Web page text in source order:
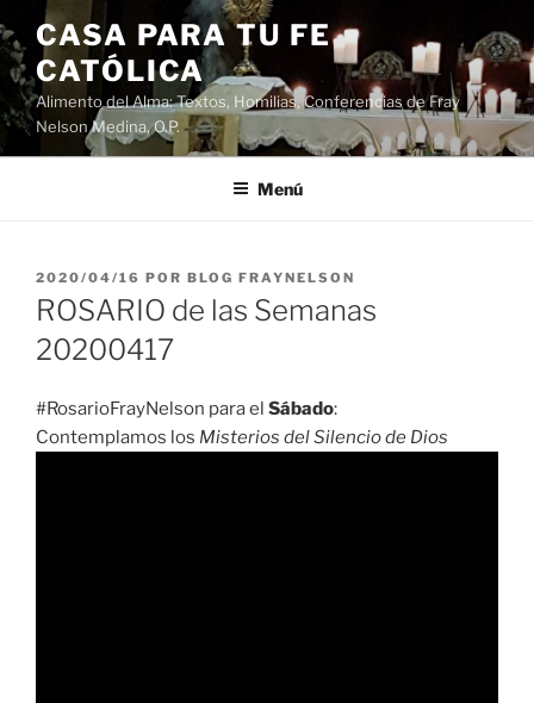
Saltar
al
contenido
CASA PARA TU FE
CATÓLICA
Alimento del Alma: Textos, Homilias, Conferencias de Fray
Nelson Medina, O.P.
Menú
PUBLICADO
EL
2020/04/16 POR BLOG FRAYNELSON
ROSARIO de las Semanas
20200417
#RosarioFrayNelson para el Sábado:
Contemplamos los Misterios del Silencio de Dios